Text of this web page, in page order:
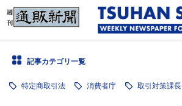
記事カテゴリ一覧
特定商取引法 消費者庁 取引対策課長